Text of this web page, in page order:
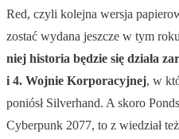
Red, czyli kolejna wersja
zostać wydana jeszcze w tym
niej historia będzie się działa
i 4. Wojnie Korporacyjnej, w
poniósł Silverhand. A skoro
Cyberpunk 2077, to z wiedział